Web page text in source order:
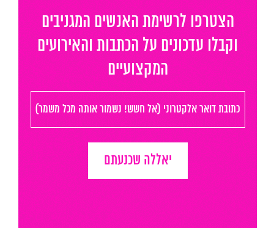
הצטרפו לרשימת האנשים המגניבים
וקבלו עדכונים על הכתבות והאירועים
המקצועיים